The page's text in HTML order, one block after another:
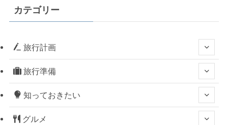
カテゴリー
旅行計画
旅行準備
知っておきたい
グルメ